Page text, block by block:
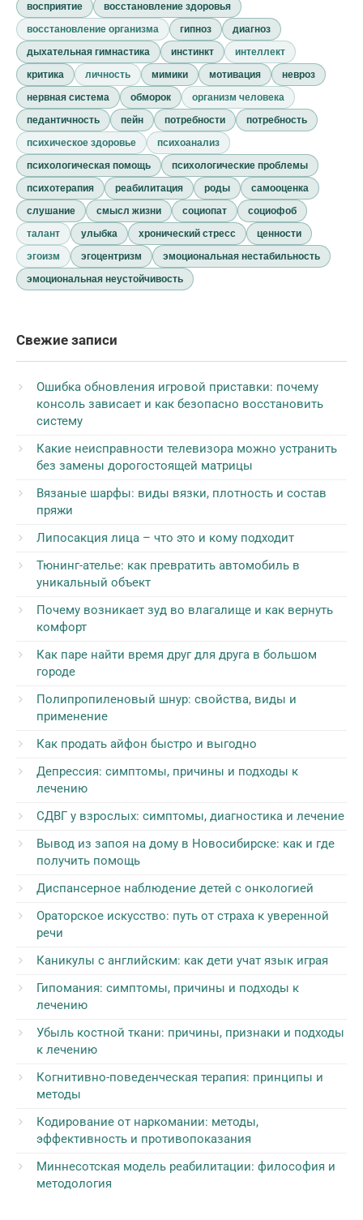
восприятие
восстановление здоровья
восстановление организма
гипноз
диагноз
дыхательная гимнастика
инстинкт
интеллект
критика
личность мимики мотивация
невроз
нервная система
обморок
организм человека
педантичность
пейн потребности
потребность
психическое здоровье
психоанализ
психологическая помощь
психологические проблемы
психотерапия
реабилитация роды
самооценка
слушание
смысл жизни социопат
социофоб
талант
улыбка хронический стресс
ценности
эгоизм
эгоцентризм
эмоциональная нестабильность
эмоциональная неустойчивость
Свежие записи
Ошибка обновления игровой приставки: почему
консоль зависает и как безопасно восстановить
систему
Какие неисправности телевизора можно устранить
без замены дорогостоящей матрицы
Вязаные шарфы: виды вязки, плотность и состав
пряжи
Липосакция лица – что это и кому подходит
Тюнинг-ателье: как превратить автомобиль в
уникальный объект
Почему возникает зуд во влагалище и как вернуть
комфорт
Как паре найти время друг для друга в большом
городе
Полипропиленовый шнур: свойства, виды и
применение
Как продать айфон быстро и выгодно
Депрессия: симптомы, причины и подходы к
лечению
СДВГ у взрослых: симптомы, диагностика и лечение
Вывод из запоя на дому в Новосибирске: как и где
получить помощь
Диспансерное наблюдение детей с онкологией
Ораторское искусство: путь от страха к уверенной
речи
Каникулы с английским: как дети учат язык играя
Гипомания: симптомы, причины и подходы к
лечению
Убыль костной ткани: причины, признаки и подходы
к лечению
Когнитивно-поведенческая терапия: принципы и
методы
Кодирование от наркомании: методы,
эффективность и противопоказания
Миннесотская модель реабилитации: философия и
методология